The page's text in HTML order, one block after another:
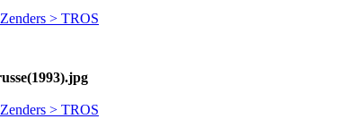
> TROS
> TROS